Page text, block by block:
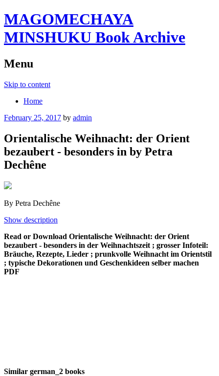
MAGOMECHAYA
MINSHUKU Book Archive
Menu
Skip to content
Home
February 25, 2017 by admin
Orientalische Weihnacht: der Orient
bezaubert - besonders in by Petra
Dechêne
By Petra Dechêne
Show description
Read or Download Orientalische Weihnacht: der Orient
bezaubert - besonders in der Weihnachtszeit ; grosser Infoteil:
Bräuche, Rezepte, Lieder ; prunkvolle Weihnacht im Orientstil
; typische Dekorationen und Geschenkideen selber machen
PDF
Similar german_2 books